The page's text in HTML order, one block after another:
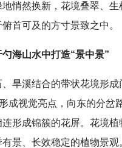
悄然换新，花境叠翠、
首可及的方寸景致之中。
海山水中打造“景中景”
旱溪结合的带状花境形
成视觉亮点，向东的分
形成锦簇的花屏。花境
景、长效稳定的植物景